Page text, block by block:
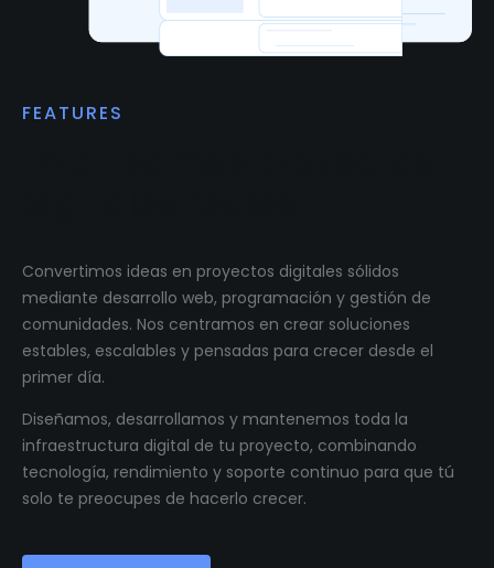
FEATURES
Convertimos ideas en proyectos digitales sólidos
mediante desarrollo web, programación y gestión de
comunidades. Nos centramos en crear soluciones
estables, escalables y pensadas para crecer desde el
primer día.
Diseñamos, desarrollamos y mantenemos toda la
infraestructura digital de tu proyecto, combinando
tecnología, rendimiento y soporte continuo para que tú
solo te preocupes de hacerlo crecer.